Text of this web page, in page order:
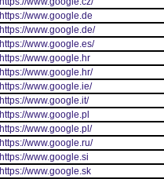
https://www.google.de
https://www.google.de/
https://www.google.es/
https://www.google.hr
https://www.google.hr/
https://www.google.ie/
https://www.google.it/
https://www.google.pl
https://www.google.pl/
https://www.google.ru/
https://www.google.si
https://www.google.sk